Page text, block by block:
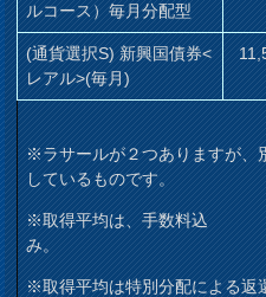
ルコース）毎月分配型
(通貨選択S) 新興国債券<
レアル>(毎月)
※ラサールが２つありますが、
しているものです。
※取得平均は、手数料込
み。
※取得平均は特別分配による返